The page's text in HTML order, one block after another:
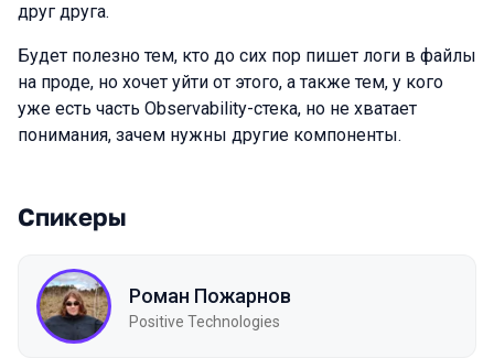
друг друга.
Будет полезно тем, кто до сих пор пишет логи в файлы
на проде, но хочет уйти от этого, а также тем, у кого
уже есть часть Observability-стека, но не хватает
понимания, зачем нужны другие компоненты.
Спикеры
Роман Пожарнов
Positive Technologies